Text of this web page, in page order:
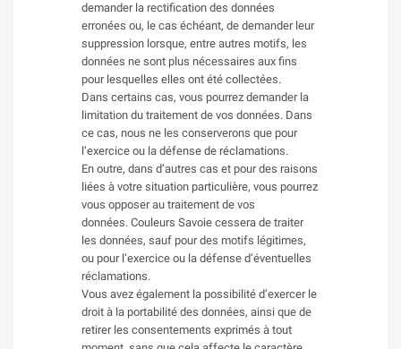
demander la rectification des données
erronées ou, le cas échéant, de demander leur
suppression lorsque, entre autres motifs, les
données ne sont plus nécessaires aux fins
pour lesquelles elles ont été collectées.
Dans certains cas, vous pourrez demander la
limitation du traitement de vos données. Dans
ce cas, nous ne les conserverons que pour
l’exercice ou la défense de réclamations.
En outre, dans d’autres cas et pour des raisons
liées à votre situation particulière, vous pourrez
vous opposer au traitement de vos
données. Couleurs Savoie cessera de traiter
les données, sauf pour des motifs légitimes,
ou pour l’exercice ou la défense d’éventuelles
réclamations.
Vous avez également la possibilité d’exercer le
droit à la portabilité des données, ainsi que de
retirer les consentements exprimés à tout